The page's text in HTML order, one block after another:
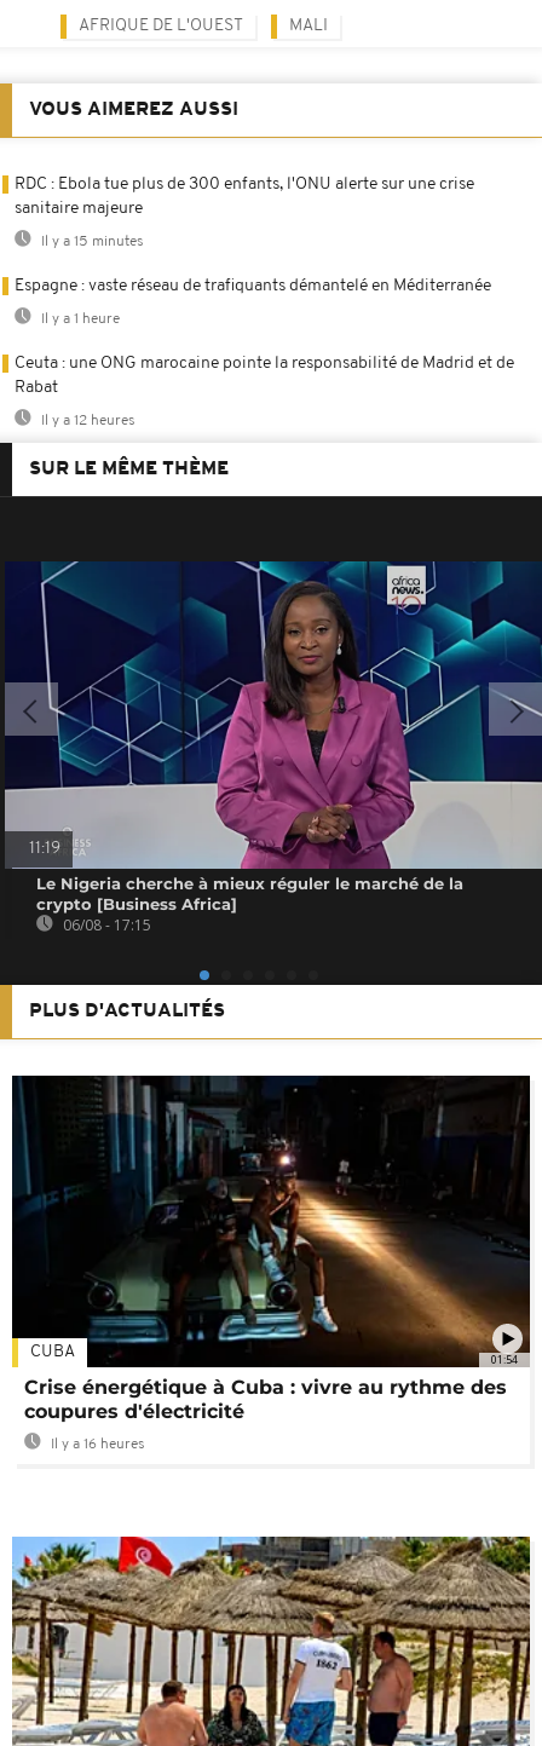
AFRIQUE DE L'OUEST MALI
VOUS AIMEREZ AUSSI
RDC : Ebola tue plus de 300 enfants, l'ONU alerte sur une crise
sanitaire majeure
Il y a 15 minutes
Espagne : vaste réseau de trafiquants démantelé en Méditerranée
Il y a 1 heure
Ceuta : une ONG marocaine pointe la responsabilité de Madrid et de
Rabat
Il y a 12 heures
SUR LE MÊME THÈME
11:19
Le Nigeria cherche à mieux réguler le marché de la
crypto [Business Africa]
06/08 - 17:15
PLUS D'ACTUALITÉS
01:54
CUBA
Crise énergétique à Cuba : vivre au rythme des
coupures d'électricité
Il y a 16 heures